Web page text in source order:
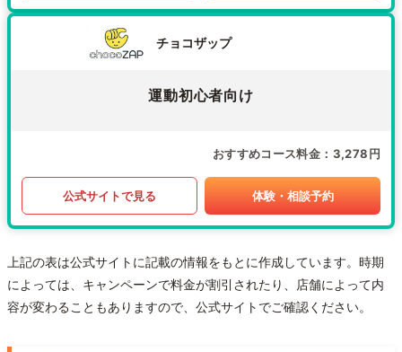
チョコザップ
運動初心者向け
おすすめコース料金 3,278円
公式サイトで見る 体験・相談予約
上記の表は公式サイトに記載の情報をもとに作成しています。時期
によっては、キャンペーンで料金が割引されたり、店舗によって内
容が変わることもありますので、公式サイトでご確認ください。